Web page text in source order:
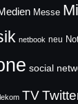
Messe
netbook neu
social
TV